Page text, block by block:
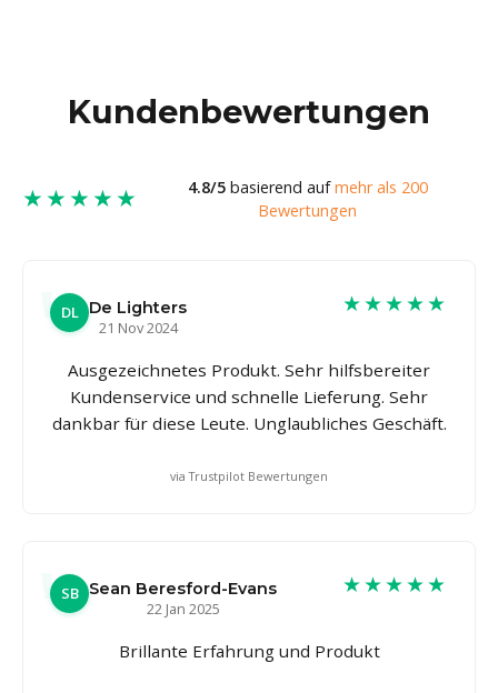
Kundenbewertungen
★★★★★ 4.8/5basierend aufmehr als 200
Bewertungen
DL De Lighters
21 Nov 2024
★★★★★
Ausgezeichnetes Produkt. Sehr hilfsbereiter
Kundenservice und schnelle Lieferung. Sehr
dankbar für diese Leute. Unglaubliches Geschäft.
via Trustpilot Bewertungen
SB Sean Beresford-Evans
22 Jan 2025
★★★★★
Brillante Erfahrung und Produkt